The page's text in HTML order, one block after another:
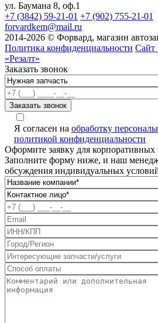
ул. Баумана 8, оф.1
+7 (3842) 59-21-01 +7 (902) 755-21-01
forvardkem@mail.ru
2014-2026 © Форвард, магазин
Политика конфиденциальности Сайт
«Резалт»
Заказать звонок
Я согласен на обработку
политикой конфиденциальности
Оформите заявку для корпоративных
Заполните форму ниже, и наш
обсуждения индивидуальных